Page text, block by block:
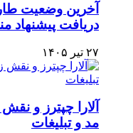
آخرین وضعیت
دریافت پیشنهاد
۲۷ تیر ۱۴۰۵
آلارا چپترز و
مد و تبلیغات